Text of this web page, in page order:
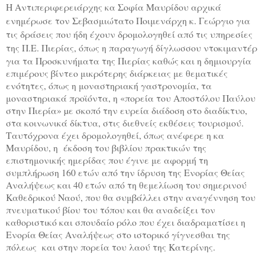
Η Αντιπεριφερειάρχης κα Σοφία Μαυρίδου αρχικά
ενημέρωσε τον Σεβασμιώτατο Ποιμενάρχη κ. Γεώργιο για
τις δράσεις που ήδη έχουν δρομολογηθεί από τις υπηρεσίες
της Π.Ε. Πιερίας, όπως η παραγωγή δίγλωσσου ντοκιμαντέρ
για τα Προσκυνήματα της Πιερίας καθώς και η δημιουργία
επιμέρους βίντεο μικρότερης διάρκειας με θεματικές
ενότητες, όπως η μοναστηριακή γαστρονομία, τα
μοναστηριακά προϊόντα, η «πορεία του Αποστόλου Παύλου
στην Πιερία» µε σκοπό την ευρεία διάδοση στο διαδίκτυο,
στα κοινωνικά δίκτυα, στις διεθνείς εκθέσεις τουρισμού.
Ταυτόχρονα έχει δρομολογηθεί, όπως ανέφερε η κα
Μαυρίδου, η έκδοση του βιβλίου πρακτικών της
επιστημονικής ημερίδας που έγινε με αφορμή τη
συμπλήρωση 160 ετών από την ίδρυση της Ενορίας Θείας
Αναλήψεως και 40 ετών από τη θεμελίωση του σημερινού
Καθεδρικού Ναού, που θα συμβάλλει στην αναγέννηση του
πνευματικού βίου του τόπου και θα αναδείξει τον
καθοριστικό και σπουδαίο ρόλο που έχει διαδραματίσει η
Ενορία Θείας Αναλήψεως στο ιστορικό γίγνεσθαι της
πόλεως και στην πορεία του λαού της Κατερίνης.